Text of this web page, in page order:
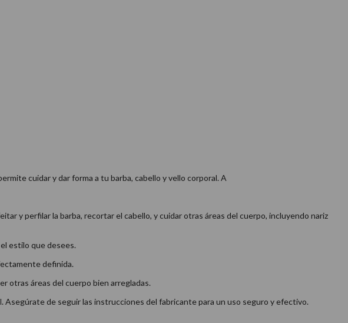
cuidar y dar forma a tu barba, cabello y vello corporal. A
y perfilar la barba, recortar el cabello, y cuidar otras áreas del cuerpo, incluyendo nariz
estilo que desees.
definida.
otras áreas del cuerpo bien arregladas.
Asegúrate de seguir las instrucciones del fabricante para un uso seguro y efectivo.